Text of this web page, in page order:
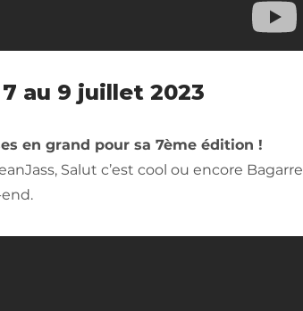
au 9 juillet 2023
en grand pour sa 7ème édition !
Salut c’est cool ou encore Bagarre